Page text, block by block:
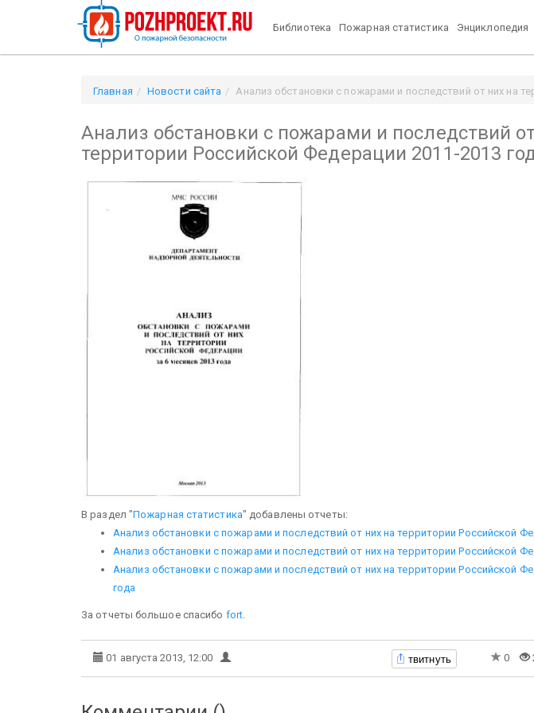
Библиотека Пожарная статистика Энциклопедия
Главная Новости сайта Анализ обстановки с пожарами и последствий от них на
Анализ обстановки с пожарами и последствий
территории Российской Федерации 2011-2013
В раздел "Пожарная статистика" добавлены отчеты:
Анализ обстановки с пожарами и последствий от них на территории Российской
Анализ обстановки с пожарами и последствий от них на территории Российской
Анализ обстановки с пожарами и последствий от них на территории Российской
года
За отчеты большое спасибо fort.
01 августа 2013, 12:00 твитнуть 0